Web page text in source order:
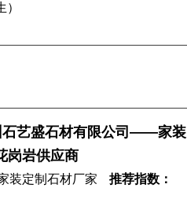
石艺盛石材有限公司——家装
岗岩供应商
装定制石材厂家 推荐指数：